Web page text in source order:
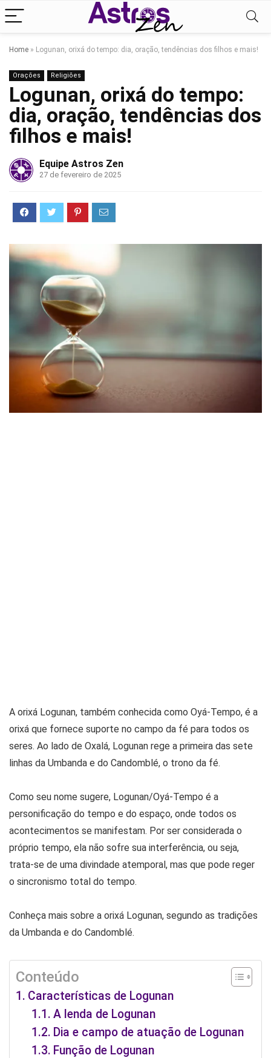
Home » Logunan, orixá do tempo: dia, oração, tendências dos filhos e mais!
Orações Religiões
Logunan, orixá do tempo:
dia, oração, tendências dos
filhos e mais!
Equipe Astros Zen
27 de fevereiro de 2025
A orixá Logunan, também conhecida como Oyá-Tempo, é a
orixá que fornece suporte no campo da fé para todos os
seres. Ao lado de Oxalá, Logunan rege a primeira das sete
linhas da Umbanda e do Candomblé, o trono da fé.
Como seu nome sugere, Logunan/Oyá-Tempo é a
personificação do tempo e do espaço, onde todos os
acontecimentos se manifestam. Por ser considerada o
próprio tempo, ela não sofre sua interferência, ou seja,
trata-se de uma divindade atemporal, mas que pode reger
o sincronismo total do tempo.
Conheça mais sobre a orixá Logunan, segundo as tradições
da Umbanda e do Candomblé.
Conteúdo
Características de Logunan
A lenda de Logunan
Dia e campo de atuação de Logunan
Função de Logunan